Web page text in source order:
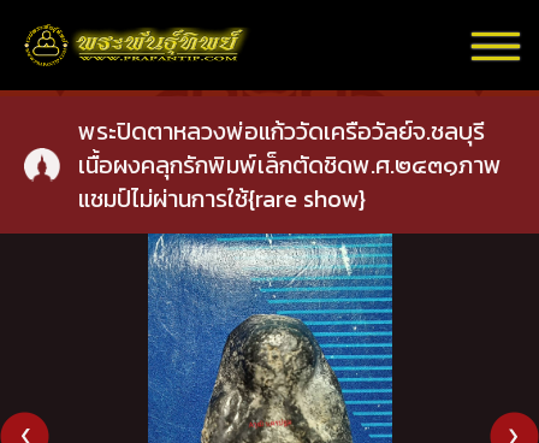
พระปิดตาหลวงพ่อแก้ววัดเครือวัลย์จ.ชลบุรี
เนื้อผงคลุกรักพิมพ์เล็กตัดชิดพ.ศ.๒๔๓๑ภาพ
แชมป์ไม่ผ่านการใช้{rare show}